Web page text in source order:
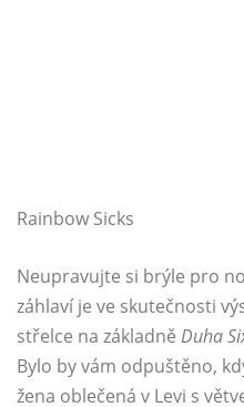
Rainbow Sicks
Neupravujte si brýle pro
záhlaví je ve skutečnosti
střelce na základně Duha
Bylo by vám odpuštěno,
žena oblečená v Levi s